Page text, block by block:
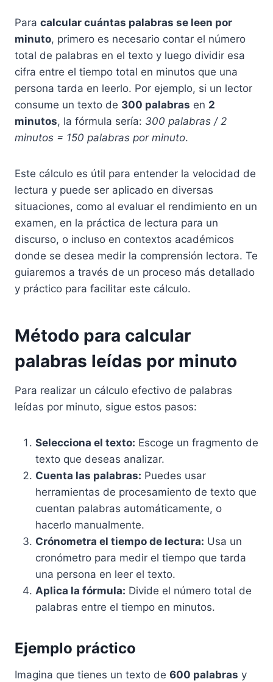
Para calcular cuántas palabras se leen por
minuto, primero es necesario contar el número
total de palabras en el texto y luego dividir esa
cifra entre el tiempo total en minutos que una
persona tarda en leerlo. Por ejemplo, si un lector
consume un texto de 300 palabras en 2
minutos, la fórmula sería: 300 palabras / 2
minutos = 150 palabras por minuto.
Este cálculo es útil para entender la velocidad de
lectura y puede ser aplicado en diversas
situaciones, como al evaluar el rendimiento en un
examen, en la práctica de lectura para un
discurso, o incluso en contextos académicos
donde se desea medir la comprensión lectora. Te
guiaremos a través de un proceso más detallado
y práctico para facilitar este cálculo.
Método para calcular
palabras leídas por minuto
Para realizar un cálculo efectivo de palabras
leídas por minuto, sigue estos pasos:
Selecciona el texto: Escoge un fragmento de
texto que deseas analizar.
Cuenta las palabras: Puedes usar
herramientas de procesamiento de texto que
cuentan palabras automáticamente, o
hacerlo manualmente.
Crónometra el tiempo de lectura: Usa un
cronómetro para medir el tiempo que tarda
una persona en leer el texto.
Aplica la fórmula: Divide el número total de
palabras entre el tiempo en minutos.
Ejemplo práctico
Imagina que tienes un texto de 600 palabras y